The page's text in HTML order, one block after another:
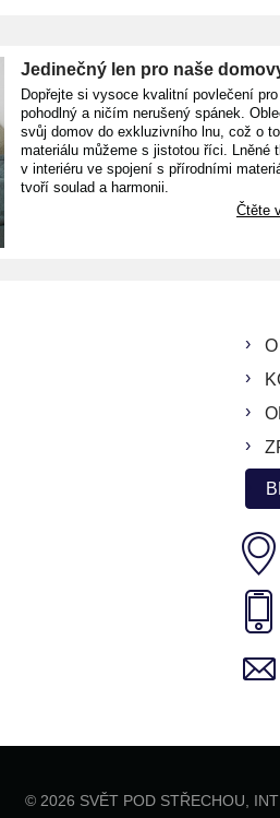
Jedinečný len pro naše
Dopřejte si vysoce kvalitní povlečení pro
pohodlný a ničím nerušený spánek.
svůj domov do exkluzivního lnu, což o
materiálu můžeme s jistotou říci. Lněné
v interiéru ve spojení s přírodními
tvoří soulad a harmonii.
Čtěte
© 2026 SVĚT POD STŘECHOU,